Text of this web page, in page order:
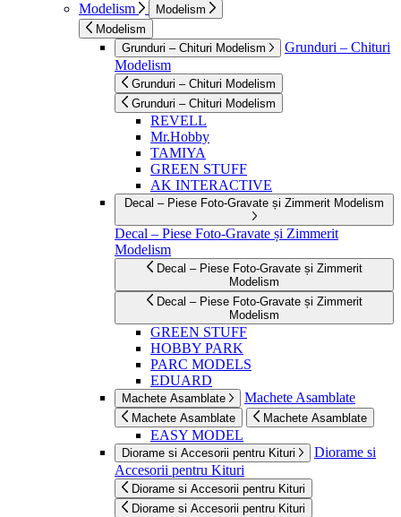
Modelism
Modelism
Modelism
Grunduri – Chituri Modelism
Grunduri – Chituri
Modelism
Grunduri – Chituri Modelism
Grunduri – Chituri Modelism
REVELL
Mr.Hobby
TAMIYA
GREEN STUFF
AK INTERACTIVE
Decal – Piese Foto-Gravate și Zimmerit Modelism
Decal – Piese Foto-Gravate și Zimmerit
Modelism
Decal – Piese Foto-Gravate și Zimmerit
Modelism
Decal – Piese Foto-Gravate și Zimmerit
Modelism
GREEN STUFF
HOBBY PARK
PARC MODELS
EDUARD
Machete Asamblate Machete Asamblate
Machete Asamblate Machete Asamblate
EASY MODEL
Diorame si Accesorii pentru Kituri
Diorame si
Accesorii pentru Kituri
Diorame si Accesorii pentru Kituri
Diorame si Accesorii pentru Kituri